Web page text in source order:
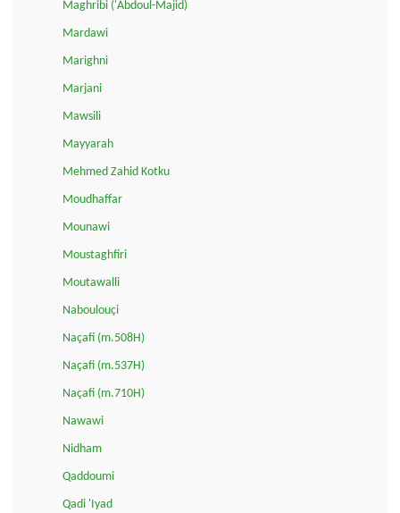
Maghribi ('Abdoul-Majid)
Mardawi
Marighni
Marjani
Mawsili
Mayyarah
Mehmed Zahid Kotku
Moudhaffar
Mounawi
Moustaghfiri
Moutawalli
Naboulouçi
Naçafi (m.508H)
Naçafi (m.537H)
Naçafi (m.710H)
Nawawi
Nidham
Qaddoumi
Qadi 'Iyad